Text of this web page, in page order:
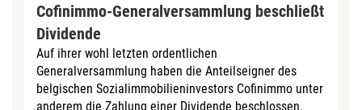
Cofinimmo-Generalversammlung beschließt
Dividende
Auf ihrer wohl letzten ordentlichen
Generalversammlung haben die Anteilseigner des
belgischen Sozialimmobilieninvestors Cofinimmo unter
anderem die Zahlung einer Dividende beschlossen.